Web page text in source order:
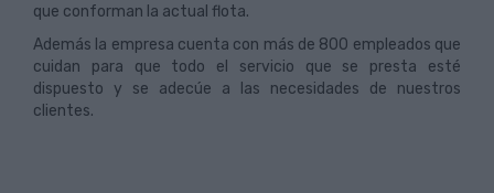
que conforman la actual flota.
Además la empresa cuenta con más de 800 empleados que
cuidan para que todo el servicio que se presta esté
dispuesto y se adecúe a las necesidades de nuestros
clientes.